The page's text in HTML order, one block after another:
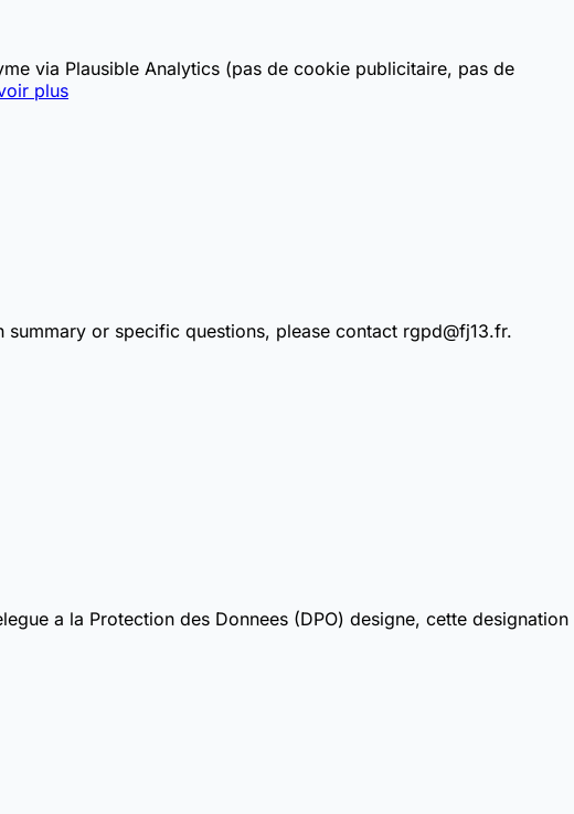
via Plausible Analytics (pas de cookie publicitaire, pas de
plus
or specific questions, please contact rgpd@fj13.fr.
a la Protection des Donnees (DPO) designe, cette designation